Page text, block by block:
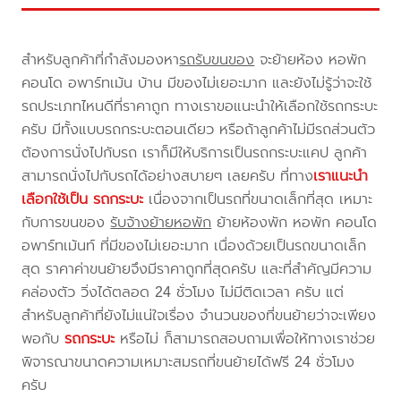
สำหรับลูกค้าที่กำลังมองหารถรับขนของจะย้ายห้อง หอพัก
คอนโด อพาร์ทเม้น บ้าน มีของไม่เยอะมาก และยังไม่รู้ว่าจะใช้
รถประเภทไหนดีที่ราคาถูก ทางเราขอแนะนำให้เลือกใช้รถกระบะ
ครับ มีทั้งแบบรถกระบะตอนเดียว หรือถ้าลูกค้าไม่มีรถส่วนตัว
ต้องการนั่งไปกับรถ เราก็มีให้บริการเป็นรถกระบะแคป ลูกค้า
สามารถนั่งไปกับรถได้อย่างสบายๆ เลยครับ ที่ทางเราแนะนำ
เลือกใช้เป็น รถกระบะ เนื่องจากเป็นรถที่ขนาดเล็กที่สุด เหมาะ
กับการขนของรับจ้างย้ายหอพักย้ายห้องพัก หอพัก คอนโด
อพาร์ทเม้นท์ ที่มีของไม่เยอะมาก เนื่องด้วยเป็นรถขนาดเล็ก
สุด ราคาค่าขนย้ายจึงมีราคาถูกที่สุดครับ และที่สำคัญมีความ
คล่องตัว วิ่งได้ตลอด 24 ชั่วโมง ไม่มีติดเวลา ครับ แต่
สำหรับลูกค้าที่ยังไม่แน่ใจเรื่อง จำนวนของที่ขนย้ายว่าจะเพียง
พอกับรถกระบะ หรือไม่ ก็สามารถสอบถามเพื่อให้ทางเราช่วย
พิจารณาขนาดความเหมาะสมรถที่ขนย้ายได้ฟรี 24 ชั่วโมง
ครับ